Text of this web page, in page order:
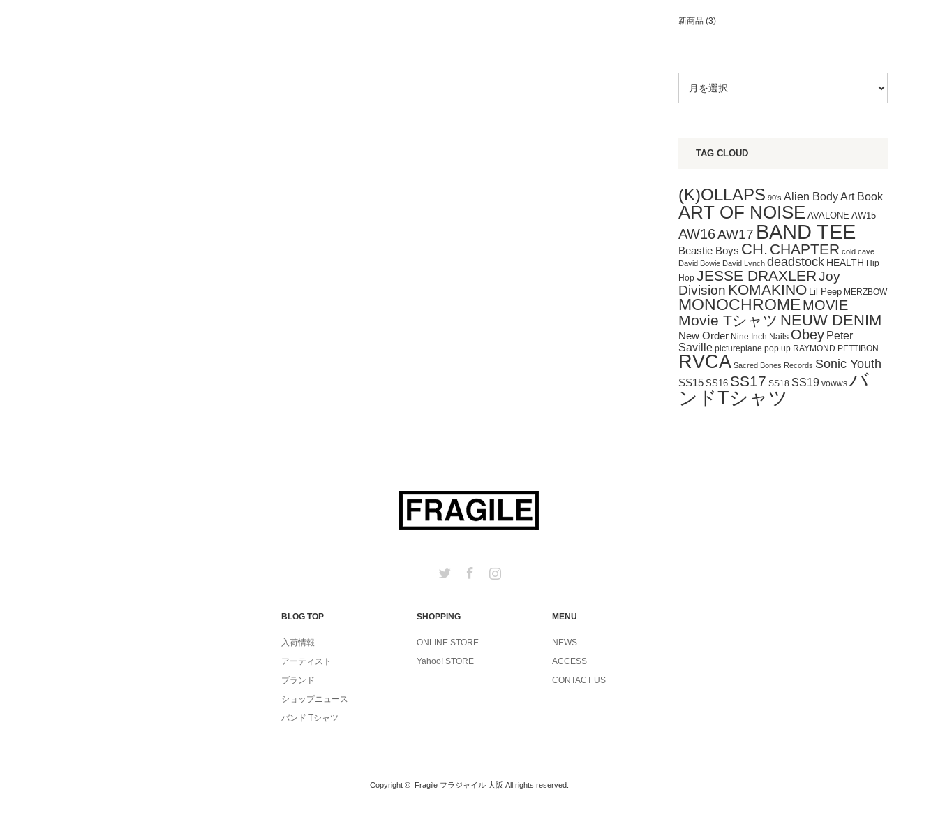
新商品 (3)
TAG CLOUD
(K)OLLAPS 90's Alien BodyArt Book
ART OF NOISE AVALONE AW15
AW16AW17 BAND TEE
Beastie Boys CH. CHAPTER cold cave
David Bowie David Lynch deadstock HEALTH Hip
Hop JESSE DRAXLERJoy
Division KOMAKINO Lil Peep MERZBOW
MONOCHROMEMOVIE
Movie Tシャツ NEUW DENIM
New Order Nine Inch Nails Obey Peter
Saville pictureplane pop up RAYMOND PETTIBON
RVCA Sacred Bones Records Sonic Youth
SS15 SS16 SS17 SS18 SS19 vowws バ
ンドTシャツ
Twitter Facebook
BLOG TOP
入荷情報
アーティスト
ブランド
ショップニュース
バンド Tシャツ
SHOPPING
ONLINE STORE
Yahoo! STORE
MENU
NEWS
ACCESS
CONTACT US
Copyright © Fragile フラジャイル 大阪 All rights reserved.